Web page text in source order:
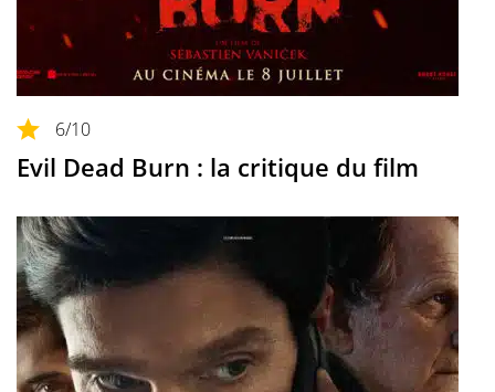
6/10
Evil Dead Burn : la critique du film